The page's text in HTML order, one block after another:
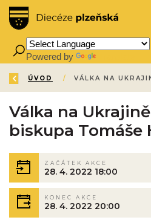
Powered by
ZPĚT
ÚVOD /
Válka na
biskupa Tomáše
ZAČÁTEK AKCE
28. 4. 2022 18:00
KONEC AKCE
28. 4. 2022 20:00